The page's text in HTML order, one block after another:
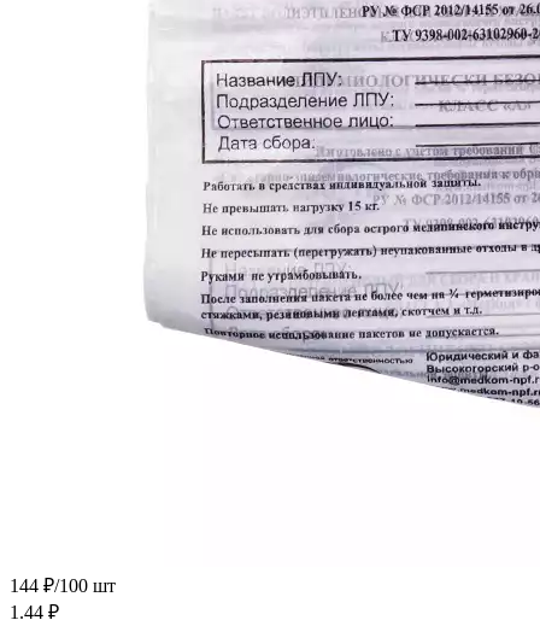
144 ₽/100 шт
1.44 ₽